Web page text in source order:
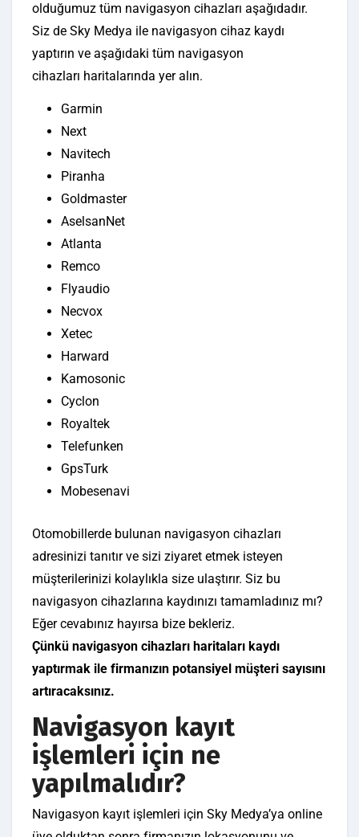
olduğumuz tüm navigasyon cihazları aşağıdadır.
Siz de Sky Medya ile navigasyon cihaz kaydı
yaptırın ve aşağıdaki tüm navigasyon
cihazları haritalarında yer alın.
Garmin
Next
Navitech
Piranha
Goldmaster
AselsanNet
Atlanta
Remco
Flyaudio
Necvox
Xetec
Harward
Kamosonic
Cyclon
Royaltek
Telefunken
GpsTurk
Mobesenavi
Otomobillerde bulunan navigasyon cihazları
adresinizi tanıtır ve sizi ziyaret etmek isteyen
müşterilerinizi kolaylıkla size ulaştırır. Siz bu
navigasyon cihazlarına kaydınızı tamamladınız mı?
Eğer cevabınız hayırsa bize bekleriz.
Çünkü navigasyon cihazları haritaları kaydı
yaptırmak ile firmanızın potansiyel müşteri sayısını
artıracaksınız.
Navigasyon kayıt
işlemleri için ne
yapılmalıdır?
Navigasyon kayıt işlemleri için Sky Medya’ya online